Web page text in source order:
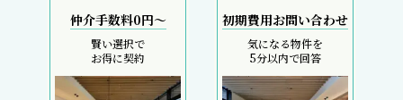
仲介手数料0円～
賢い選択で
お得に契約
初期費用お問い合わせ
気になる物件を
5分以内で回答